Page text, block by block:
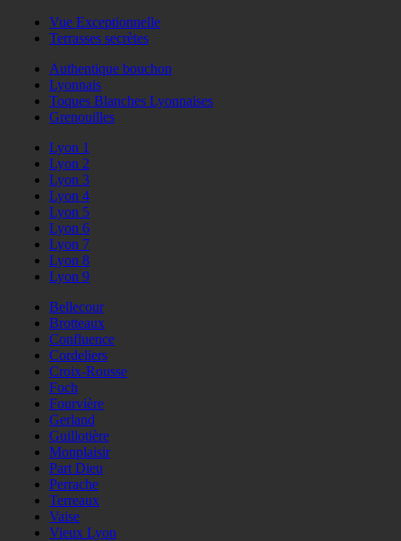
Vue Exceptionnelle
Terrasses secrètes
Authentique bouchon
Lyonnais
Toques Blanches Lyonnaises
Grenouilles
Lyon 1
Lyon 2
Lyon 3
Lyon 4
Lyon 5
Lyon 6
Lyon 7
Lyon 8
Lyon 9
Bellecour
Brotteaux
Confluence
Cordeliers
Croix-Rousse
Foch
Fourvière
Gerland
Guillotière
Monplaisir
Part Dieu
Perrache
Terreaux
Vaise
Vieux Lyon